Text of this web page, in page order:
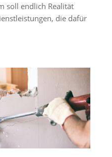
soll endlich Realität
die dafür